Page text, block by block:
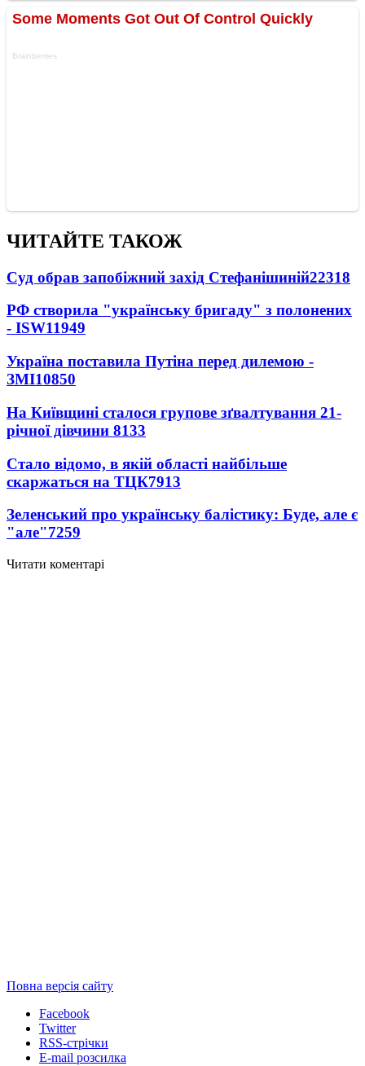
ЧИТАЙТЕ ТАКОЖ
Суд обрав запобіжний захід Стефанішиній22318
РФ створила "українську бригаду" з полонених
- ISW11949
Україна поставила Путіна перед дилемою -
ЗМІ10850
На Київщині сталося групове зґвалтування 21-
річної дівчини 8133
Стало відомо, в якій області найбільше
скаржаться на ТЦК7913
Зеленський про українську балістику: Буде, але є
"але"7259
Читати коментарі
Повна версія сайту
Facebook
Twitter
RSS-стрічки
E-mail розсилка